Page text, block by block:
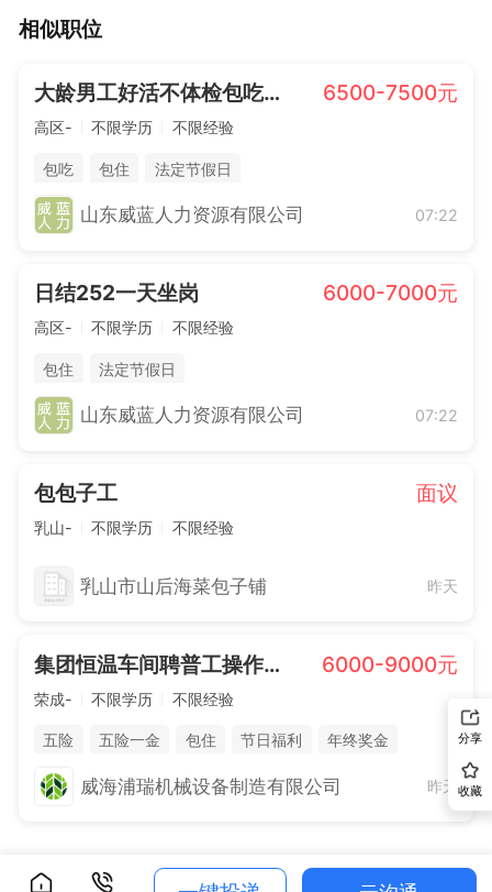
相似职位
大龄男工好活不体检包吃住800 6500-7500元
高区- 不限学历 不限经验
包吃 包住 法定节假日
山东威蓝人力资源有限公司 07:22
日结252一天坐岗 6000-7000元
高区- 不限学历 不限经验
包住 法定节假日
山东威蓝人力资源有限公司 07:22
包包子工 面议
乳山- 不限学历 不限经验
乳山市山后海菜包子铺 昨天
集团恒温车间聘普工操作工转运工 6000-9000元
荣成- 不限学历 不限经验
五险 五险一金 包住 节日福利
年终奖金
法定节假日
威海浦瑞机械设备制造有限公司 昨天
分享
收藏